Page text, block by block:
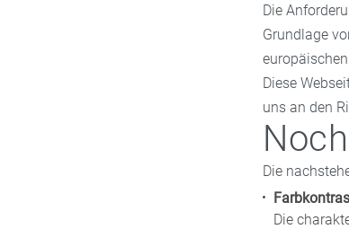
Die
Grundlage
Diese
uns an den
Die
Die